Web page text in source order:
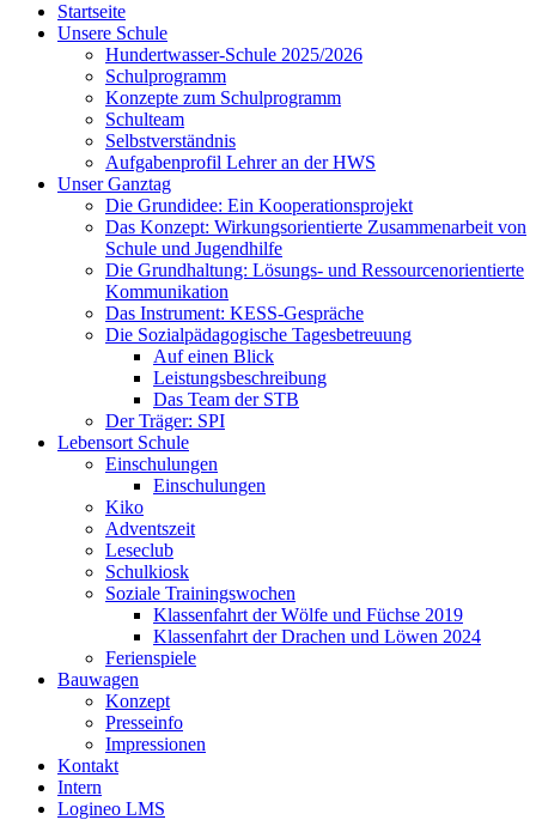
Startseite
Unsere Schule
Hundertwasser-Schule 2025/2026
Schulprogramm
Konzepte zum Schulprogramm
Schulteam
Selbst­ver­ständ­nis
Aufgabenprofil Lehrer an der HWS
Unser Ganztag
Die Grundidee: Ein Kooperationsprojekt
Das Konzept: Wirkungsorientierte Zusammenarbeit von
Schule und Jugendhilfe
Die Grundhaltung: Lösungs- und Ressourcenorientierte
Kommunikation
Das Instrument: KESS-Gespräche
Die Sozialpädagogische Tagesbetreuung
Auf einen Blick
Leistungsbeschreibung
Das Team der STB
Der Träger: SPI
Lebensort Schule
Einschulungen
Einschulungen
Kiko
Adventszeit
Leseclub
Schulkiosk
Soziale Trainingswochen
Klassenfahrt der Wölfe und Füchse 2019
Klassenfahrt der Drachen und Löwen 2024
Ferienspiele
Bauwagen
Konzept
Presseinfo
Impressionen
Kontakt
Intern
Logineo LMS